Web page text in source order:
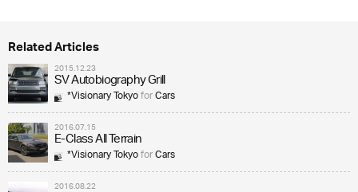
Related Articles
2015.12.23
SV Autobiography Grill
*Visionary TokyoforCars
2016.07.15
E-Class All Terrain
*Visionary TokyoforCars
2016.08.22